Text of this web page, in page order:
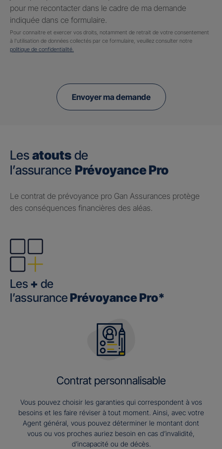
pour me recontacter dans le cadre de ma demande
indiquée dans ce formulaire.
Pour connaitre et exercer vos droits, notamment de retrait de votre consentement
à l'utilisation de données collectés par ce formulaire, veuillez consulter notre
politique de confidentialité.
Envoyer ma demande
Les atouts de
l’assurance Prévoyance Pro
Le contrat de prévoyance pro Gan Assurances protège
des conséquences financières des aléas.
Les + de
l’assurance Prévoyance Pro*
Contrat personnalisable
Vous pouvez choisir les garanties qui correspondent à vos
besoins et les faire réviser à tout moment. Ainsi, avec votre
Agent général, vous pouvez déterminer le montant dont
vous ou vos proches auriez besoin en cas d’invalidité,
d’incapacité ou de décès.